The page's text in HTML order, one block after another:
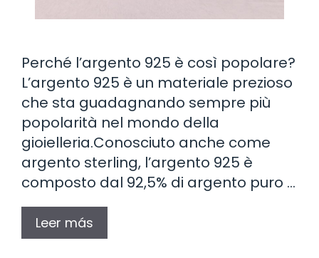
Perché l’argento 925 è così popolare?
L’argento 925 è un materiale prezioso
che sta guadagnando sempre più
popolarità nel mondo della
gioielleria.Conosciuto anche come
argento sterling, l’argento 925 è
composto dal 92,5% di argento puro …
Leer más